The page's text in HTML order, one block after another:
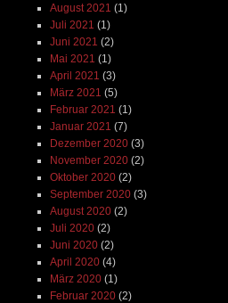
August 2021 (1)
Juli 2021 (1)
Juni 2021 (2)
Mai 2021 (1)
April 2021 (3)
März 2021 (5)
Februar 2021 (1)
Januar 2021 (7)
Dezember 2020(3)
November 2020(2)
Oktober 2020(2)
September 2020(3)
August 2020(2)
Juli 2020(2)
Juni 2020(2)
April 2020(4)
März 2020(1)
Februar 2020(2)